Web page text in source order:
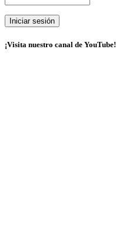
¡Visita nuestro canal de YouTube!